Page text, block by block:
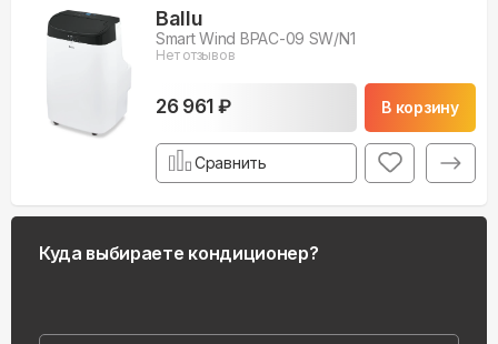
Ballu
Smart Wind BPAC-09 SW/N1
Нет отзывов
26 961 ₽ В корзину
Сравнить
Куда выбираете кондиционер?